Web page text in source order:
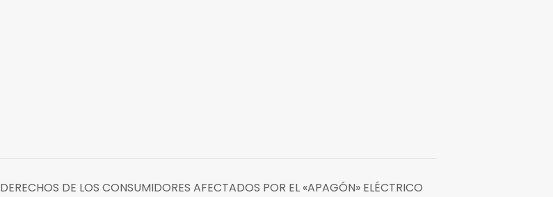
DERECHOS DE LOS CONSUMIDORES AFECTADOS POR EL «APAGÓN» ELÉCTRICO